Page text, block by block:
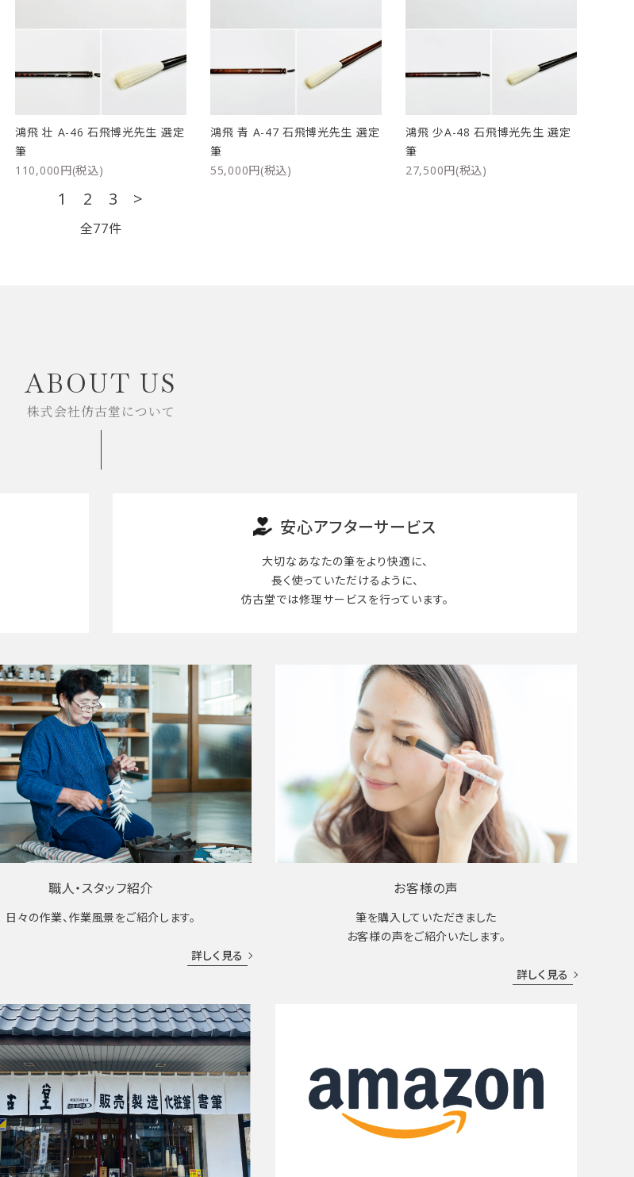
鴻飛 壮 A-46 石飛博光先生 選定
筆
110,000円(税込)
鴻飛 青 A-47 石飛博光先生 選定
筆
55,000円(税込)
鴻飛 少A-48 石飛博光先生 選定
筆
27,500円(税込)
1 2 3 >
全77件
ABOUT US
株式会社仿古堂について
安心アフターサービス
大切なあなたの筆をより快適に、
長く使って いただけるように、
仿古堂では修理サービスを行っています。
職人・スタッフ紹介
日々の作業、作業風景をご紹介します。
詳しく見る
お客様の声
筆を購入していただきました
お客様の声をご紹介いたします。
詳しく見る